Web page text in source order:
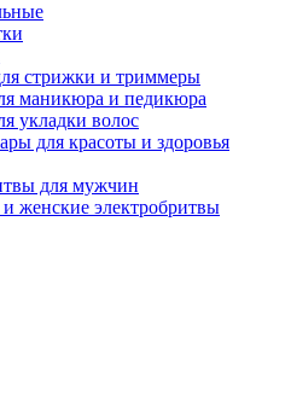
стрижки и триммеры
маникюра и педикюра
укладки волос
для красоты и здоровья
для мужчин
женские электробритвы